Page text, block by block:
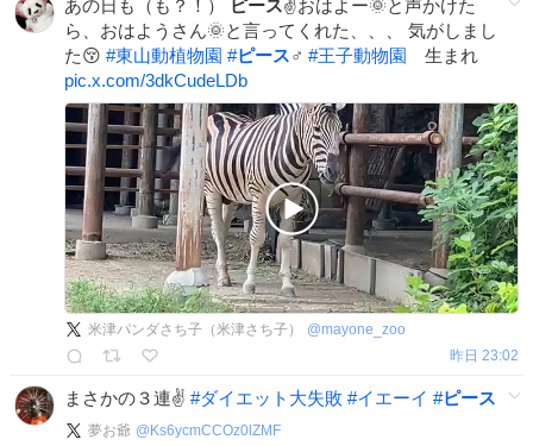
あの日も（も？！） ピース✌️おはよー🌞と声かけた
ら、おはようさん🌞と言ってくれた、、、 気がしまし
た😚 #東山動植物園 #ピース♂ #王子動物園 生まれ
pic.x.com/3dkCudeLDb
米津パンダさち子（米津さち子） @mayone_zoo
昨日 23:02
まさかの３連✌️ #ダイエット大失敗 #イエーイ #ピース
夢お爺 @ Ks6ycmCCOz0lZMF